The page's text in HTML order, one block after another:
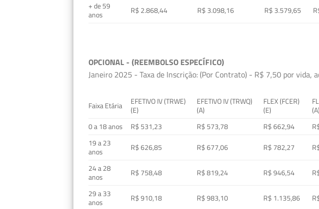
+ de 59
anos
R$ 2.868,44 R$ 3.098,16 R$ 3.579,65
OPCIONAL - (REEMBOLSO ESPECÍFICO)
Janeiro 2025 - Taxa de Inscrição: (Por Contrato) - R$ 7,50 por vida,
Faixa Etária
EFETIVO IV (TRWE)
(E)
EFETIVO IV (TRWQ)
(A)
FLEX (FCER)
(E)
(A)
0 a 18 anos
R$ 531,23 R$ 573,78 R$ 662,94
19 a 23
anos
R$ 626,85 R$ 677,06 R$ 782,27
24 a 28
anos
R$ 758,48 R$ 819,24 R$ 946,54
29 a 33
anos
R$ 910,18 R$ 983,10 R$ 1.135,86